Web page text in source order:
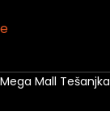
Mall Tešanjka